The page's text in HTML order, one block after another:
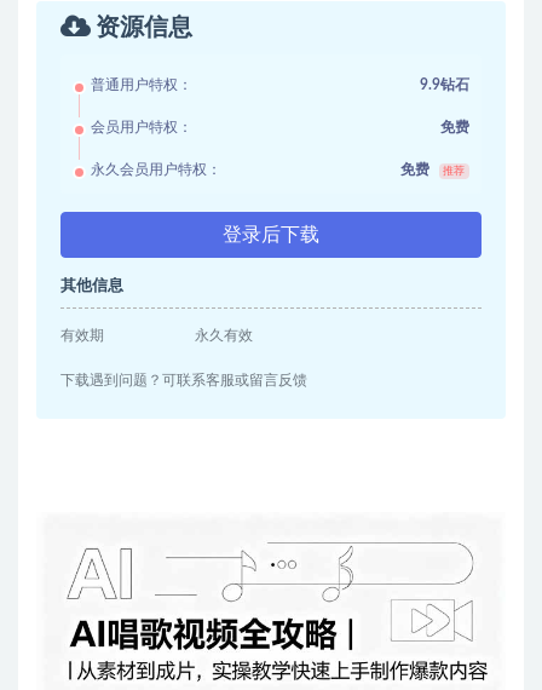
资源信息
普通用户特权： 9.9钻石
会员用户特权： 免费
永久会员用户特权： 免费 推荐
登录后下载
其他信息
有效期 永久有效
下载遇到问题？可联系客服或留言反馈